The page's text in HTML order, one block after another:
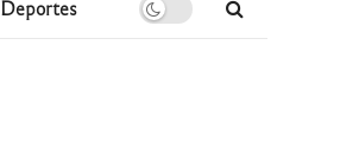
Deportes